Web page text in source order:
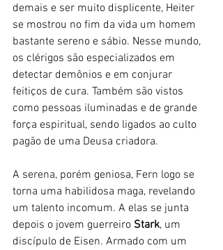
demais e ser muito displicente, Heiter
se mostrou no fim da vida um homem
bastante sereno e sábio. Nesse mundo,
os clérigos são especializados em
detectar demônios e em conjurar
feitiços de cura. Também são vistos
como pessoas iluminadas e de grande
força espiritual, sendo ligados ao culto
pagão de uma Deusa criadora.
A serena, porém geniosa, Fern logo se
torna uma habilidosa maga, revelando
um talento incomum. A elas se junta
depois o jovem guerreiro Stark, um
discípulo de Eisen. Armado com um